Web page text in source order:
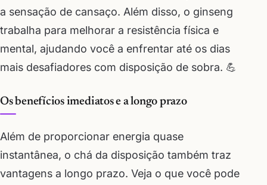
a sensação de cansaço. Além disso, o ginseng
trabalha para melhorar a resistência física e
mental, ajudando você a enfrentar até os dias
mais desafiadores com disposição de sobra. 💪
Os benefícios imediatos e a longo prazo
Além de proporcionar energia quase
instantânea, o chá da disposição também traz
vantagens a longo prazo. Veja o que você pode